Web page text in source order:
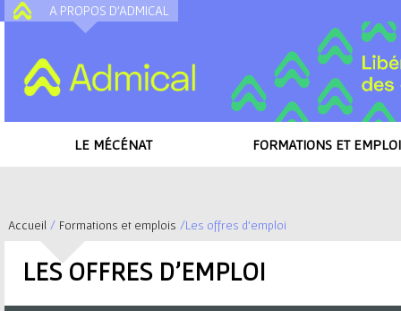
A PROPOS D'ADMICAL
LE MÉCÉNAT FORMATIONS ET
Accueil / Formations et emplois /Les offres d'emploi
LES OFFRES D'EMPLOI